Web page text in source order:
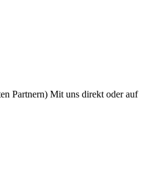
Partnern) Mit uns direkt oder auf